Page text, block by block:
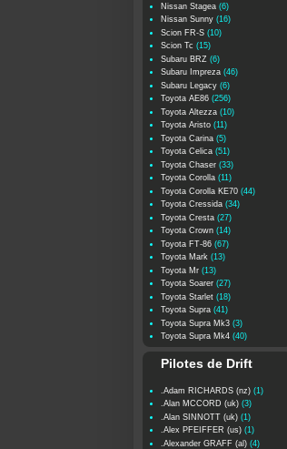
Nissan Stagea (6)
Nissan Sunny (16)
Scion FR-S (10)
Scion Tc (15)
Subaru BRZ (6)
Subaru Impreza (46)
Subaru Legacy (6)
Toyota AE86 (256)
Toyota Altezza (10)
Toyota Aristo (11)
Toyota Carina (5)
Toyota Celica (51)
Toyota Chaser (33)
Toyota Corolla (11)
Toyota Corolla KE70 (44)
Toyota Cressida (34)
Toyota Cresta (27)
Toyota Crown (14)
Toyota FT-86 (67)
Toyota Mark (13)
Toyota Mr (13)
Toyota Soarer (27)
Toyota Starlet (18)
Toyota Supra (41)
Toyota Supra Mk3 (3)
Toyota Supra Mk4 (40)
Pilotes de Drift
.Adam RICHARDS (nz) (1)
.Alan MCCORD (uk) (3)
.Alan SINNOTT (uk) (1)
.Alex PFEIFFER (us) (1)
.Alexander GRAFF (al) (4)